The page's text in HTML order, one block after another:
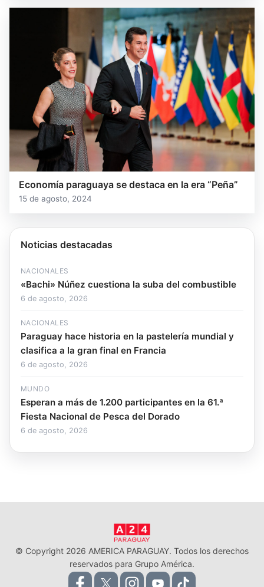
Economía paraguaya se destaca en la era “Peña”
15 de agosto, 2024
Noticias destacadas
NACIONALES
«Bachi» Núñez cuestiona la suba del combustible
6 de agosto, 2026
NACIONALES
Paraguay hace historia en la pastelería mundial y
clasifica a la gran final en Francia
6 de agosto, 2026
MUNDO
Esperan a más de 1.200 participantes en la 61.ª
Fiesta Nacional de Pesca del Dorado
6 de agosto, 2026
© Copyright 2026 AMERICA PARAGUAY. Todos los derechos
reservados para Grupo América.